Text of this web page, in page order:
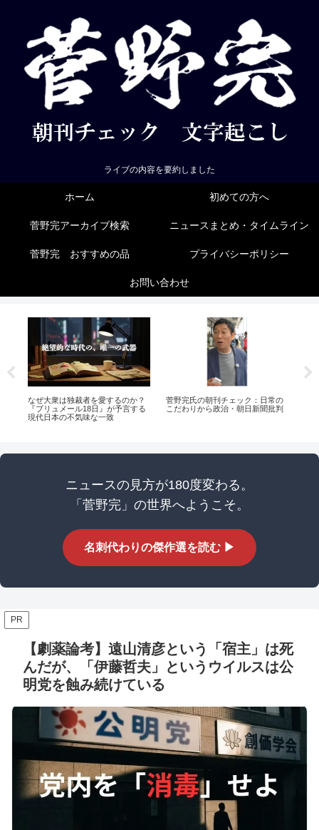
ライブの内容を要約しました
ホーム 初めての方へ
菅野完アーカイブ検索 ニュースまとめ・タイムライン
菅野完 おすすめの品 プライバシーポリシー
お問い合わせ
なぜ大衆は独裁者を愛するのか？
『ブリュメール18日』が予言する
現代日本の不気味な一致
菅野完氏の朝刊チェック：日常の
こだわりから政治・朝日新聞批判
ニュースの見方が180度変わる。
「菅野完」の世界へようこそ。
名刺代わりの傑作選を読む ▶
PR
【劇薬論考】遠山清彦という「宿主」は死
んだが、「伊藤哲夫」というウイルスは公
明党を蝕み続けている